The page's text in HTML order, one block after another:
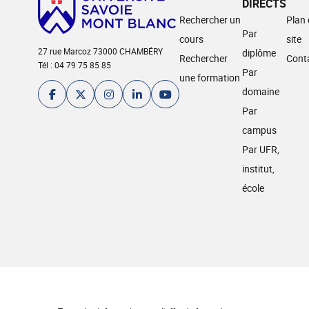
27 rue Marcoz 73000 CHAMBÉRY
Tél : 04 79 75 85 85
Rechercher un
cours
Rechercher
une formation
DIRECTS
Par
diplôme
Par
domaine
Par
campus
Par UFR,
institut,
école
Plan
site